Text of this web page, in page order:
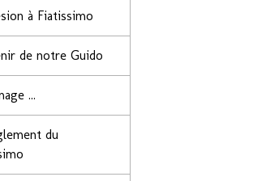
à Fiatissimo
de notre Guido
...
du